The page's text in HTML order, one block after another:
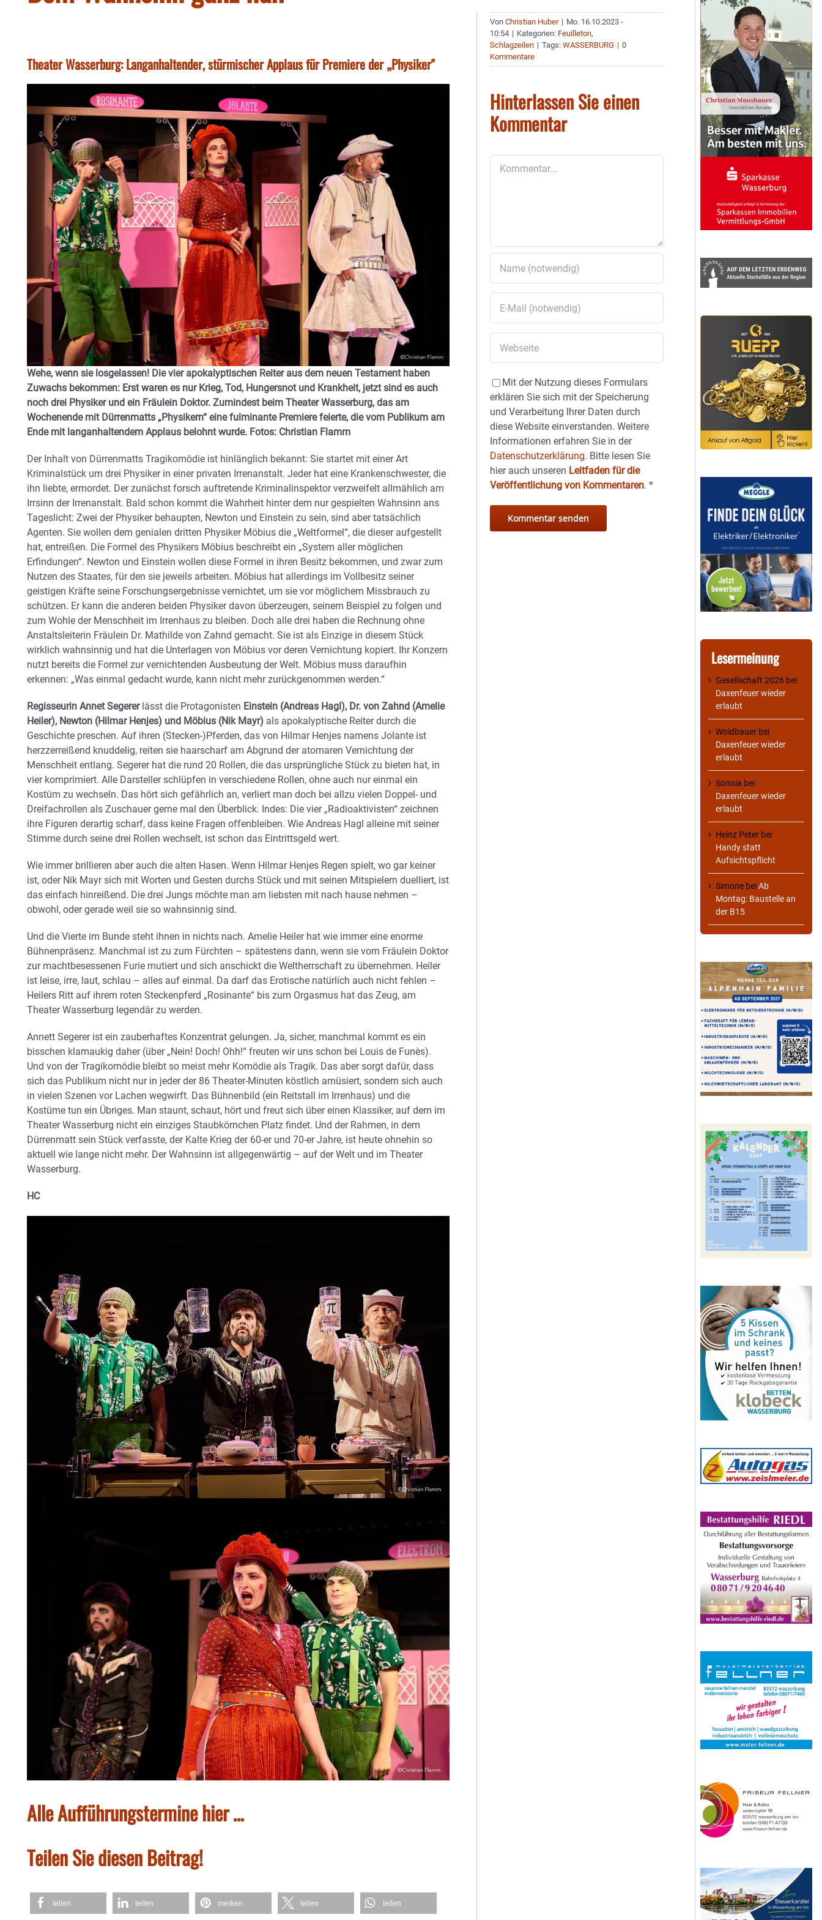
Theater Wasserburg: Langanhaltender, stürmischer Applaus für Premiere der „Physiker"
Wehe, wenn sie losgelassen! Die vier apokalyptischen Reiter aus dem neuen Testament haben
Zuwachs bekommen: Erst waren es nur Krieg, Tod, Hungersnot und Krankheit, jetzt sind es auch
noch drei Physiker und ein Fräulein Doktor. Zumindest beim Theater Wasserburg, das am
Wochenende mit Dürrenmatts „Physikern“ eine fulminante Premiere feierte, die vom Publikum am
Ende mit langanhaltendem Applaus belohnt wurde. Fotos: Christian Flamm
Der Inhalt von Dürrenmatts Tragikomödie ist hinlänglich bekannt: Sie startet mit einer Art
Kriminalstück um drei Physiker in einer privaten Irrenanstalt. Jeder hat eine Krankenschwester, die
ihn liebte, ermordet. Der zunächst forsch auftretende Kriminalinspektor verzweifelt allmählich am
Irrsinn der Irrenanstalt. Bald schon kommt die Wahrheit hinter dem nur gespielten Wahnsinn ans
Tageslicht: Zwei der Physiker behaupten, Newton und Einstein zu sein, sind aber tatsächlich
Agenten. Sie wollen dem genialen dritten Physiker Möbius die „Weltformel“, die dieser aufgestellt
hat, entreißen. Die Formel des Physikers Möbius beschreibt ein „System aller möglichen
Erfindungen“. Newton und Einstein wollen diese Formel in ihren Besitz bekommen, und zwar zum
Nutzen des Staates, für den sie jeweils arbeiten. Möbius hat allerdings im Vollbesitz seiner
geistigen Kräfte seine Forschungsergebnisse vernichtet, um sie vor möglichem Missbrauch zu
schützen. Er kann die anderen beiden Physiker davon überzeugen, seinem Beispiel zu folgen und
zum Wohle der Menschheit im Irrenhaus zu bleiben. Doch alle drei haben die Rechnung ohne
Anstaltsleiterin Fräulein Dr. Mathilde von Zahnd gemacht. Sie ist als Einzige in diesem Stück
wirklich wahnsinnig und hat die Unterlagen von Möbius vor deren Vernichtung kopiert. Ihr Konzern
nutzt bereits die Formel zur vernichtenden Ausbeutung der Welt. Möbius muss daraufhin
erkennen: „Was einmal gedacht wurde, kann nicht mehr zurück­­genommen werden.“
Regisseurin Annet Segererlässt die Protagonisten Einstein (Andreas Hagl), Dr. von Zahnd (Amelie
Heiler), Newton (Hilmar Henjes) und Möbius (Nik Mayr) als apokalyptische Reiter durch die
Geschichte preschen. Auf ihren (Stecken-)Pferden, das von Hilmar Henjes namens Jolante ist
herzzerreißend knuddelig, reiten sie haarscharf am Abgrund der atomaren Vernichtung der
Menschheit entlang. Segerer hat die rund 20 Rollen, die das ursprüngliche Stück zu bieten hat, in
vier komprimiert. Alle Darsteller schlüpfen in verschiedene Rollen, ohne auch nur einmal ein
Kostüm zu wechseln. Das hört sich gefährlich an, verliert man doch bei allzu vielen Doppel- und
Dreifachrollen als Zuschauer gerne mal den Überblick. Indes: Die vier „Radioaktivisten“ zeichnen
ihre Figuren derartig scharf, dass keine Fragen offenbleiben. Wie Andreas Hagl alleine mit seiner
Stimme durch seine drei Rollen wechselt, ist schon das Eintrittsgeld wert.
Wie immer brillieren aber auch die alten Hasen. Wenn Hilmar Henjes Regen spielt, wo gar keiner
ist, oder Nik Mayr sich mit Worten und Gesten durchs Stück und mit seinen Mitspielern duelliert, ist
das einfach hinreißend. Die drei Jungs möchte man am liebsten mit nach hause nehmen –
obwohl, oder gerade weil sie so wahnsinnig sind.
Und die Vierte im Bunde steht ihnen in nichts nach. Amelie Heiler hat wie immer eine enorme
Bühnenpräsenz. Manchmal ist zu zum Fürchten – spätestens dann, wenn sie vom Fräulein Doktor
zur machtbesessenen Furie mutiert und sich anschickt die Weltherrschaft zu übernehmen. Heiler
ist leise, irre, laut, schlau – alles auf einmal. Da darf das Erotische natürlich auch nicht fehlen –
Heilers Ritt auf ihrem roten Steckenpferd „Rosinante“ bis zum Orgasmus hat das Zeug, am
Theater Wasserburg legendär zu werden.
Annett Segerer ist ein zauberhaftes Konzentrat gelungen. Ja, sicher, manchmal kommt es ein
bisschen klamaukig daher (über „Nein! Doch! Ohh!“ freuten wir uns schon bei Louis de Funès).
Und von der Tragikomödie bleibt so meist mehr Komödie als Tragik. Das aber sorgt dafür, dass
sich das Publikum nicht nur in jeder der 86 Theater-Minuten köstlich amüsiert, sondern sich auch
in vielen Szenen vor Lachen wegwirft. Das Bühnenbild (ein Reitstall im Irrenhaus) und die
Kostüme tun ein Übriges. Man staunt, schaut, hört und freut sich über einen Klassiker, auf dem im
Theater Wasserburg nicht ein einziges Staubkörnchen Platz findet. Und der Rahmen, in dem
Dürrenmatt sein Stück verfasste, der Kalte Krieg der 60-er und 70-er Jahre, ist heute ohnehin so
aktuell wie lange nicht mehr. Der Wahnsinn ist allgegenwärtig – auf der Welt und im Theater
Wasserburg.
HC
Alle Aufführungstermine hier …
Teilen Sie diesen Beitrag!
teilen teilen merken teilen teilen
VonChristian Huber | Mo. 16.10.2023 -
10:54 | Kategorien: Feuilleton,
Schlagzeilen | Tags:WASSERBURG | 0
Kommentare
Hinterlassen Sie einen
Kommentar
Mit der Nutzung dieses Formulars
erklären Sie sich mit der Speicherung
und Verarbeitung Ihrer Daten durch
diese Website einverstanden. Weitere
Informationen erfahren Sie in der
Datenschutzerklärung. Bitte lesen Sie
hier auch unseren Leitfaden für die
Veröffentlichung von Kommentaren.*
Lesermeinung
Gesellschaft 2026 bei
Daxenfeuer wieder
erlaubt
Woidbauer bei
Daxenfeuer wieder
erlaubt
Sonnia bei
Daxenfeuer wieder
erlaubt
Heinz Peter bei
Handy statt
Aufsichtspflicht
Simone beiAb
Montag: Baustelle an
der B15